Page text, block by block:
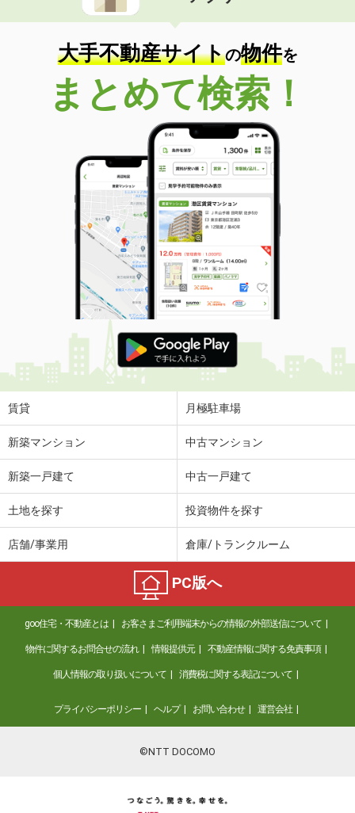
住 所
大阪府藤井寺市小山８
建物面積 75.91m²
土地面積
66.31m²
大阪府堺市南区御池台１
価 格
3,880万円
大阪府堺市南区御池台１
112.42m²
土地面積 201.08m²
大阪府寝屋川市太秦中町
価 格
230万円
住 所
大阪府寝屋川市太秦中町
建物面積 41.21m²
土地面積 40.56m²
大阪府寝屋川市寝屋１
価 格
1,699万円
住 所
大阪府寝屋川市寝屋１
建物面積
大阪府寝屋川市三井が丘４
2,580万円
3,580万円
住 所
大阪府河内長野市南花台８
建物面積 372.51m²
土地面積
344m²
大阪府四條畷市大字清瀧
価 格
1,580万円
住 所
大阪府四條畷市大字清瀧
95.58m²
大阪府大阪市東住吉区南田辺３
大手不動産サイトの物件を
まとめて検索！
賃貸 月極駐車場
新築マンション 中古マンション
新築一戸建て 中古一戸建て
土地を探す 投資物件を探す
店舗/事業用 倉庫/トランクルーム
PC版へ
goo住宅・不動産とは お客さまご利用端末からの情報の外部送信について
物件に関するお問合せの流れ 情報提供元 不動産情報に関する免責事項
個人情報の取り扱いについて 消費税に関する表記について
プライバシーポリシー ヘルプ お問い合わせ 運営会社
©NTT DOCOMO